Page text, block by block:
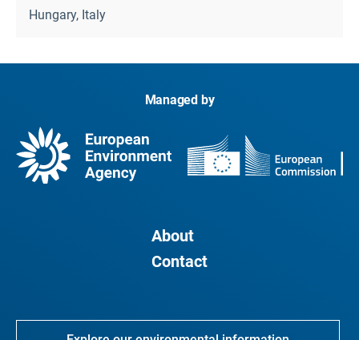
Hungary, Italy
Managed by
About
Contact